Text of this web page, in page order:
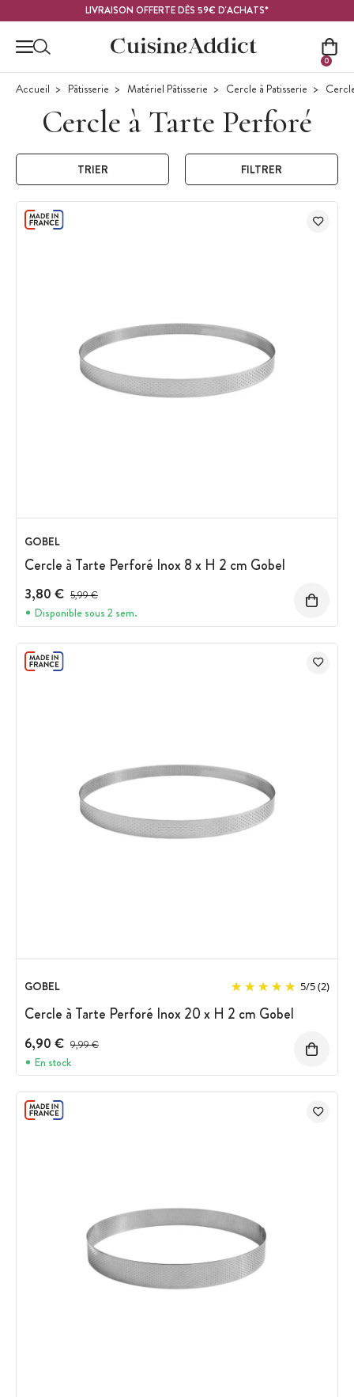
LIVRAISON OFFERTE DÈS 59€ D'ACHATS*
0
Accueil Pâtisserie Matériel Pâtisserie Cercle à Patisserie
Cercle à Tarte Perforé
TRIER FILTRER
GOBEL
Cercle à Tarte Perforé Inox 8 x H 2 cm Gobel
3,80 € Prix avant réduction :
5,99 €
Disponible sous 2 sem.
GOBEL 5/5(2)
Cercle à Tarte Perforé Inox 20 x H 2 cm Gobel
6,90 € Prix avant réduction :
9,99 €
En stock